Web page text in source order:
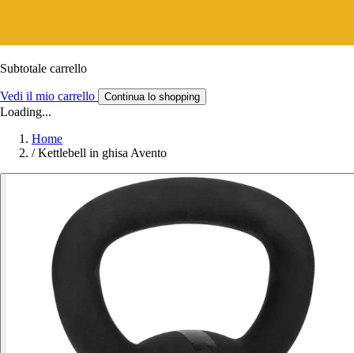
Subtotale carrello
Vedi il mio carrello Continua lo shopping
Loading...
Home
/ Kettlebell in ghisa Avento